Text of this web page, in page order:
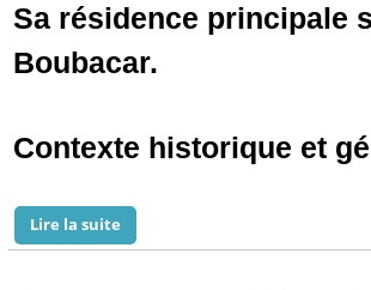
Sa résidence principale
Boubacar.
Contexte historique et
Lire la suite